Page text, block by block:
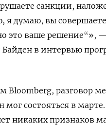
санкции,
я думаю, вы
это ваше решение“», —
Байден в интервью
Bloomberg, разговор
мог состояться в
никаких признаков